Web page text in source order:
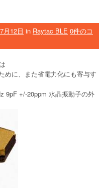
月12日 in Raytac BLE 0件のコ
めに、また省電力化にも寄与す
9pF +/-20ppm 水晶振動子の外